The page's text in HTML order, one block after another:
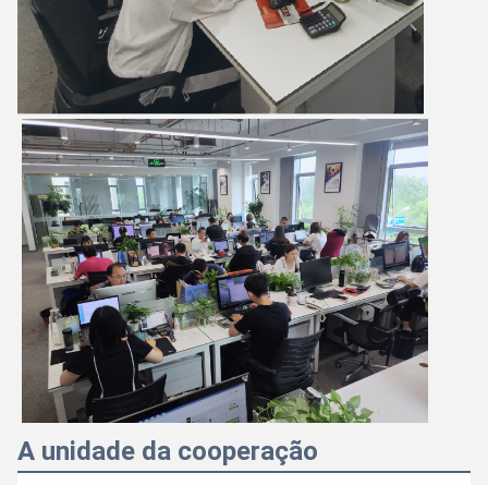
A unidade da cooperação